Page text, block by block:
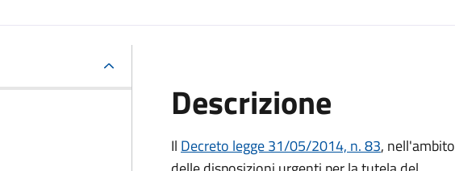
Descrizione
Il Decreto legge 31/05/2014, n. 83, nell'ambito